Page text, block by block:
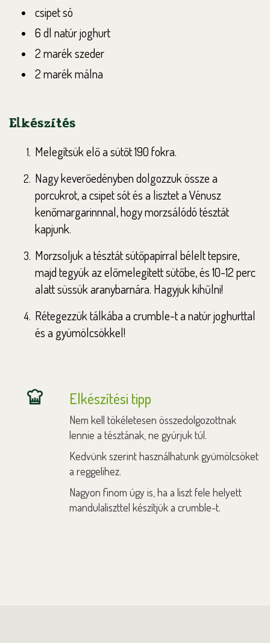
csipet só
6 dl natúr joghurt
2 marék szeder
2 marék málna
Elkészítés
Melegítsük elő a sütőt 190 fokra.
Nagy keverőedényben dolgozzuk össze a
porcukrot, a csipet sót és a lisztet a Vénusz
kenőmargarinnnal, hogy morzsálódó tésztát
kapjunk.
Morzsoljuk a tésztát sütőpapírral bélelt tepsire,
majd tegyük az előmelegített sütőbe, és 10-12 perc
alatt süssük aranybarnára. Hagyjuk kihűlni!
Rétegezzük tálkába a crumble-t a natúr joghurttal
és a gyümölcsökkel!
Elkészítési tipp
Nem kell tökéletesen összedolgozottnak
lennie a tésztának, ne gyúrjuk túl.
Kedvünk szerint használhatunk gyümölcsöket
a reggelihez.
Nagyon finom úgy is, ha a liszt fele helyett
mandulaliszttel készítjük a crumble-t.